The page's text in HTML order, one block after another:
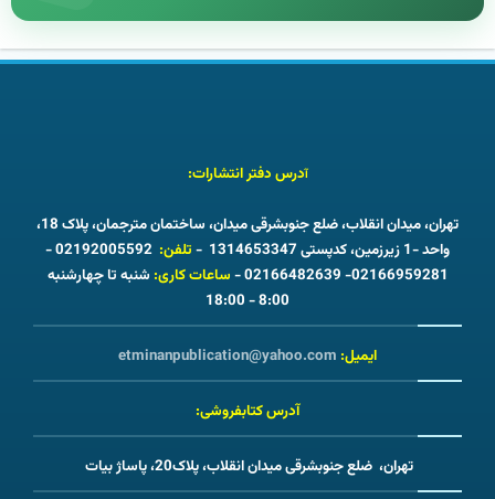
آدرس دفتر انتشارات:
تهران، میدان انقلاب، ضلع جنوبشرقی میدان، ساختمان مترجمان، پلاک 18،
واحد -1 زیرزمین، کدپستی 1314653347 -
تلفن:
02192005592 -
02166959281- 02166482639 -
ساعات کاری: شنبه تا چهارشنبه
8:00 - 18:00
ایمیل: etminanpublication@yahoo.com
آدرس کتابفروشی:
تهران، ضلع جنوبشرقی میدان انقلاب، پلاک20، پاساژ بیات